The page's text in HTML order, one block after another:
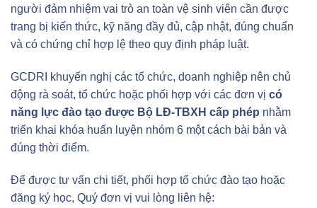
người đảm nhiệm vai trò an toàn vệ sinh viên cần được
trang bị kiến thức, kỹ năng đầy đủ, cập nhật, đúng chuẩn
và có chứng chỉ hợp lệ theo quy định pháp luật.
GCDRI khuyến nghị các tổ chức, doanh nghiệp nên chủ
động rà soát, tổ chức hoặc phối hợp với các đơn vị có
năng lực đào tạo được Bộ LĐ-TBXH cấp phép nhằm
triển khai khóa huấn luyện nhóm 6 một cách bài bản và
đúng thời điểm.
Để được tư vấn chi tiết, phối hợp tổ chức đào tạo hoặc
đăng ký học, Quý đơn vị vui lòng liên hệ: